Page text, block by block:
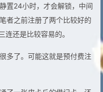
置24小时，才会解锁，中间
者之前注册了两个比较好的
还是比较容易的。
多了。可能这就是预付费注